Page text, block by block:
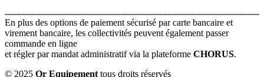
En plus des options de paiement sécurisé par carte bancaire et
virement bancaire, les collectivités peuvent également passer
commande en ligne
et régler par mandat administratif via la plateforme CHORUS.
© 2025 Or Equipement tous droits réservés